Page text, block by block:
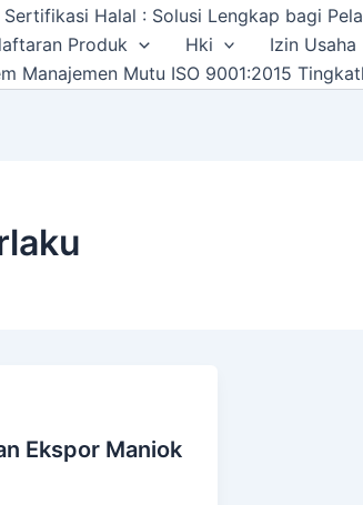
Sertifikasi Halal : Solusi Lengkap bagi
Produk
Hki Izin Usaha
Manajemen Mutu ISO 9001:2015
Ekspor Maniok